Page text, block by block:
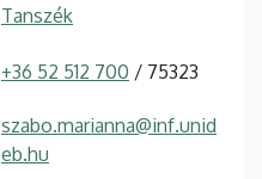
Tanszék
+36 52 512 700 / 75323
szabo.marianna@inf.unid
eb.hu